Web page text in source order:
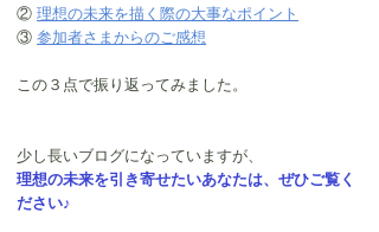
② 理想の未来を描く際の大事なポイント
③ 参加者さまからのご感想
この３点で振り返ってみました。
少し長いブログになっていますが、
理想の未来を引き寄せたいあなたは、ぜひご覧く
ださい♪